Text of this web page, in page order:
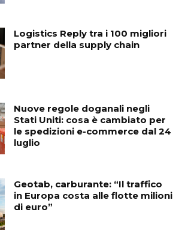
Logistics Reply tra i 100 migliori
partner della supply chain
Nuove regole doganali negli
Stati Uniti: cosa è cambiato per
le spedizioni e-commerce dal 24
luglio
Geotab, carburante: “Il traffico
in Europa costa alle flotte milioni
di euro”